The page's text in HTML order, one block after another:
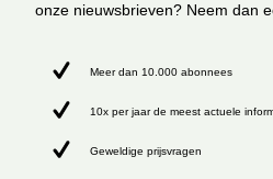
onze nieuwsbrieven? Neem dan
Meer dan 10.000 abonnees
10x per jaar de meest actuele
Geweldige prijsvragen